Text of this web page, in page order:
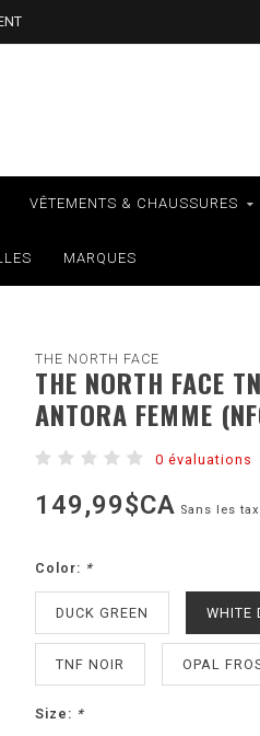
VÊTEMENTS & CHAUSSURES
MARQUES
THE NORTH FACE
THE NORTH FACE
ANTORA FEMME
0 évaluations
149,99$CA Sans les
Color: *
DUCK GREEN WHITE
TNF NOIR OPAL
Size: *